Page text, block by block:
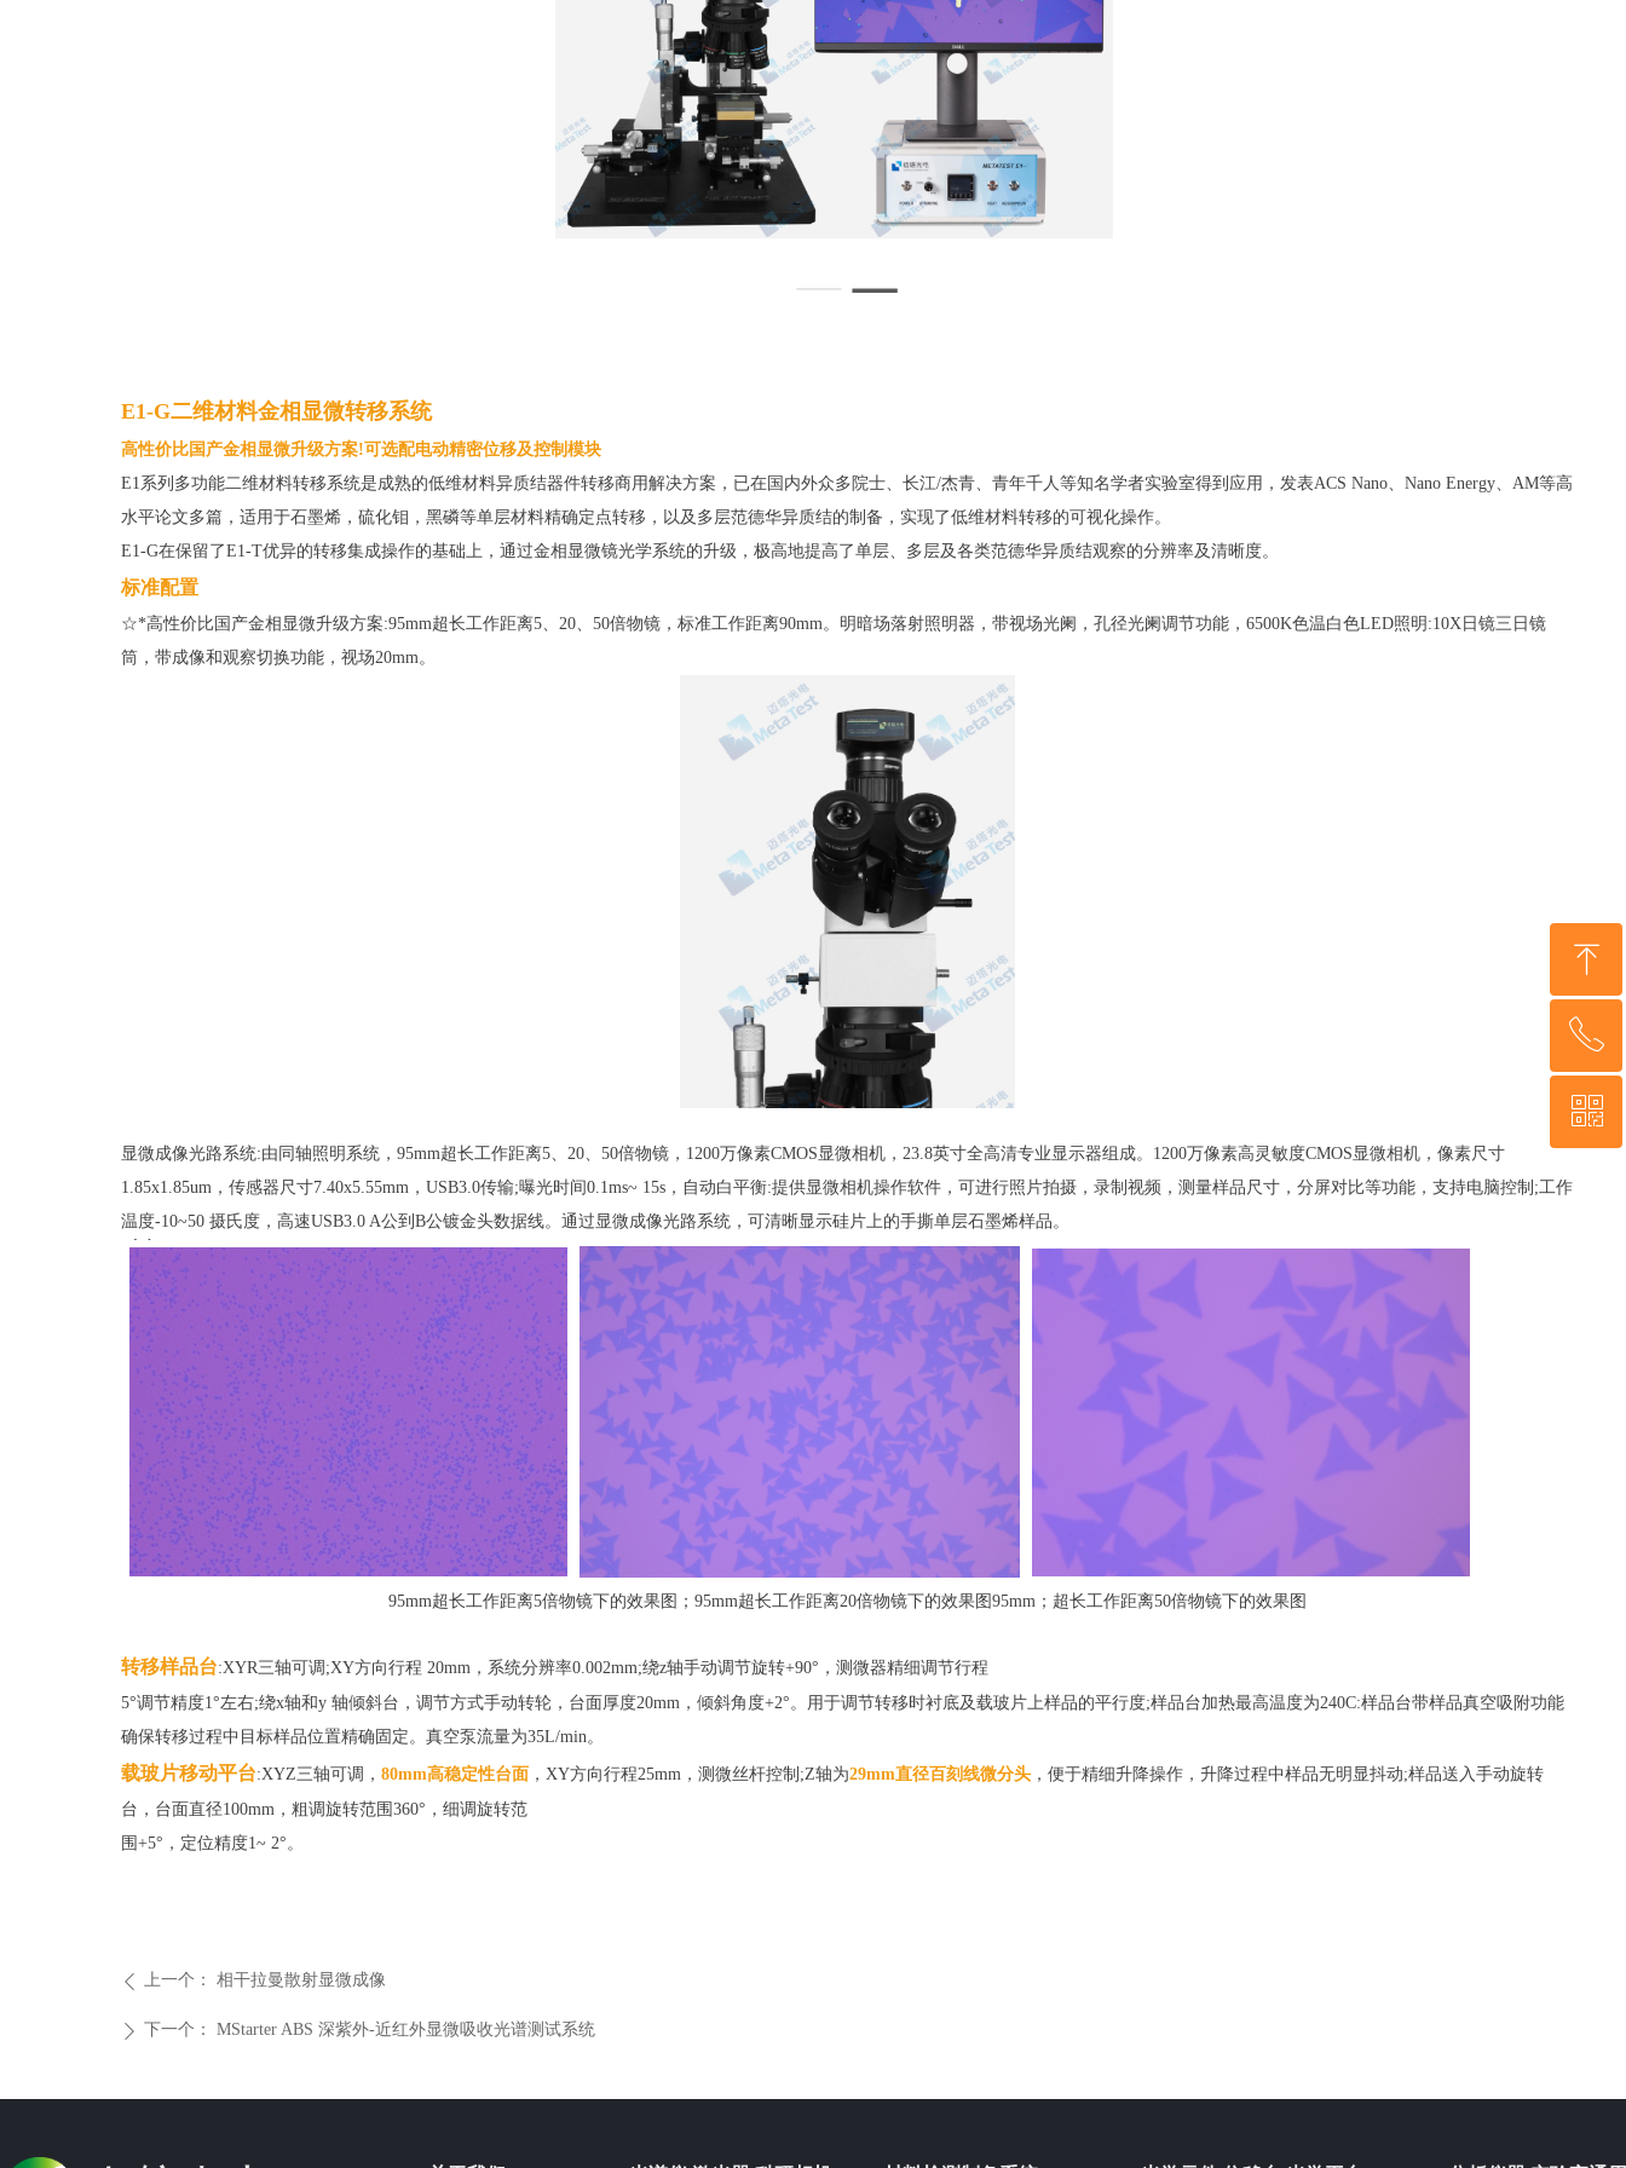
ꄴ 上一个： 相干拉曼散射显微成像
ꄲ 下一个： MStarter ABS 深紫外-近红外显微吸收光谱测试系统
E1-G二维材料金相显微转移系统
高性价比国产金相显微升级方案!可选配电动精密位移及控制模块
E1系列多功能二维材料转移系统是成熟的低维材料异质结器件转移商用解决方案，已在国内外众多院士、长江/杰青、青年千人等知名学者实验室得到应用，发表ACS Nano、Nano Energy、AM等高
水平论文多篇，适用于石墨烯，硫化钼，黑磷等单层材料精确定点转移，以及多层范德华异质结的制备，实现了低维材料转移的可视化操作。
E1-G在保留了E1-T优异的转移集成操作的基础上，通过金相显微镜光学系统的升级，极高地提高了单层、多层及各类范德华异质结观察的分辨率及清晰度。
标准配置
☆*高性价比国产金相显微升级方案:95mm超长工作距离5、20、50倍物镜，标准工作距离90mm。明暗场落射照明器，带视场光阑，孔径光阑调节功能，6500K色温白色LED照明:10X日镜三日镜
筒，带成像和观察切换功能，视场20mm。
显微成像光路系统:由同轴照明系统，95mm超长工作距离5、20、50倍物镜，1200万像素CMOS显微相机，23.8英寸全高清专业显示器组成。1200万像素高灵敏度CMOS显微相机，像素尺寸
1.85x1.85um，传感器尺寸7.40x5.55mm，USB3.0传输;曝光时间0.1ms~ 15s，自动白平衡:提供显微相机操作软件，可进行照片拍摄，录制视频，测量样品尺寸，分屏对比等功能，支持电脑控制;工作
温度-10~50 摄氏度，高速USB3.0 A公到B公镀金头数据线。通过显微成像光路系统，可清晰显示硅片上的手撕单层石墨烯样品。
95mm超长工作距离5倍物镜下的效果图；95mm超长工作距离20倍物镜下的效果图95mm；超长工作距离50倍物镜下的效果图
转移样品台:XYR三轴可调;XY方向行程 20mm，系统分辨率0.002mm;绕z轴手动调节旋转+90°，测微器精细调节行程
5°调节精度1°左右;绕x轴和y 轴倾斜台，调节方式手动转轮，台面厚度20mm，倾斜角度+2°。用于调节转移时衬底及载玻片上样品的平行度;样品台加热最高温度为240C:样品台带样品真空吸附功能
确保转移过程中目标样品位置精确固定。真空泵流量为35L/min。
载玻片移动平台:XYZ三轴可调， 80mm高稳定性台面 ，XY方向行程25mm，测微丝杆控制;Z轴为29mm直径百刻线微分头 ，便于精细升降操作，升降过程中样品无明显抖动;样品送入手动旋转
台，台面直径100mm，粗调旋转范围360°，细调旋转范
围+5°，定位精度1~ 2°。
ꁸ
回到顶部
ꂅ
029-82475571
ꀥ
微信二维码